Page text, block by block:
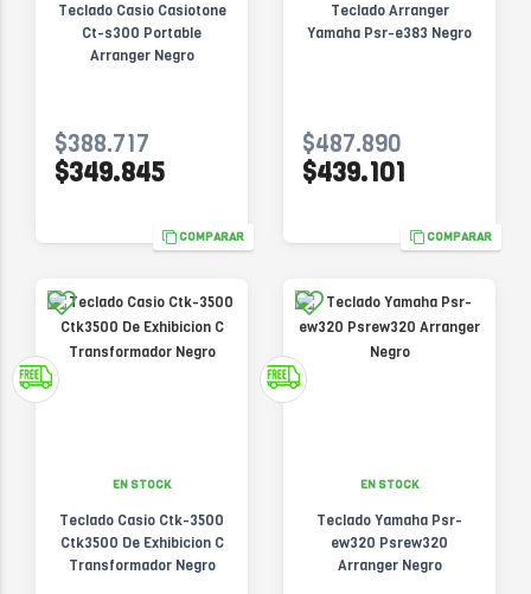
Teclado Casio Casiotone
Ct-s300 Portable
Arranger Negro
$388.717
$349.845
COMPARAR
Teclado Arranger
Yamaha Psr-e383 Negro
$487.890
$439.101
COMPARAR
EN STOCK
Teclado Casio Ctk-3500
Ctk3500 De Exhibicion C
Transformador Negro
EN STOCK
Teclado Yamaha Psr-
ew320 Psrew320
Arranger Negro